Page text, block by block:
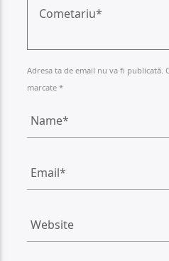
Adresa ta de email nu va fi
marcate *